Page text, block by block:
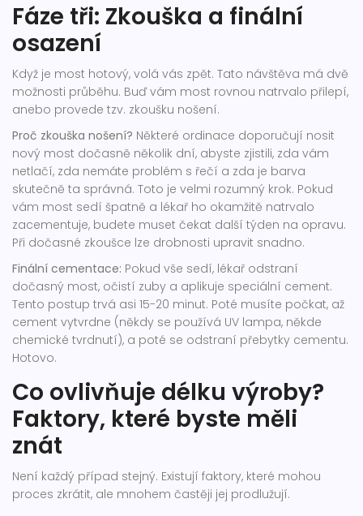
Fáze tři: Zkouška a finální
osazení
Když je most hotový, volá vás zpět. Tato návštěva má dvě
možnosti průběhu. Buď vám most rovnou natrvalo přilepí,
anebo provede tzv. zkoušku nošení.
Proč zkouška nošení? Některé ordinace doporučují nosit
nový most dočasně několik dní, abyste zjistili, zda vám
netlačí, zda nemáte problém s řečí a zda je barva
skutečně ta správná. Toto je velmi rozumný krok. Pokud
vám most sedí špatně a lékař ho okamžitě natrvalo
zacementuje, budete muset čekat další týden na opravu.
Při dočasné zkoušce lze drobnosti upravit snadno.
Finální cementace: Pokud vše sedí, lékař odstraní
dočasný most, očistí zuby a aplikuje speciální cement.
Tento postup trvá asi 15-20 minut. Poté musíte počkat, až
cement vytvrdne (někdy se používá UV lampa, někde
chemické tvrdnutí), a poté se odstraní přebytky cementu.
Hotovo.
Co ovlivňuje délku výroby?
Faktory, které byste měli
znát
Není každý případ stejný. Existují faktory, které mohou
proces zkrátit, ale mnohem častěji jej prodlužují.